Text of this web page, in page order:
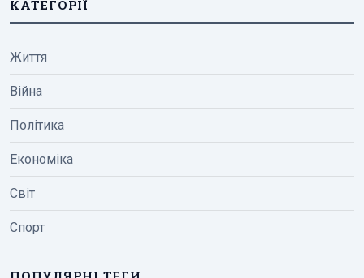
КАТЕГОРІЇ
Життя
Війна
Політика
Економіка
Світ
Спорт